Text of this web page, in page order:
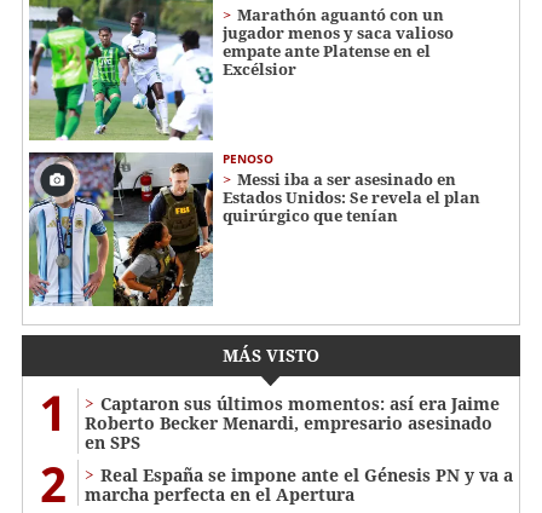
Marathón aguantó con un
jugador menos y saca valioso
empate ante Platense en el
Excélsior
PENOSO
Messi iba a ser asesinado en
Estados Unidos: Se revela el plan
quirúrgico que tenían
MÁS VISTO
1
Captaron sus últimos momentos: así era Jaime
Roberto Becker Menardi​​​, empresario asesinado
en SPS
2
Real España se impone ante el Génesis PN y va a
marcha perfecta en el Apertura